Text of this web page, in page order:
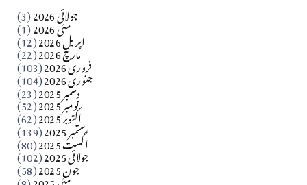
جولائی 2026 (3) مئی 2026 (1) اپریل 2026 (12) مارچ 2026 (22) فروری 2026 (103) جنوری 2026 (104) دسمبر 2025 (23) نومبر 2025 (52) اکتوبر 2025 (62) ستمبر 2025 (139) اگست 2025 (80) جولائی 2025 (102) جون 2025 (58)